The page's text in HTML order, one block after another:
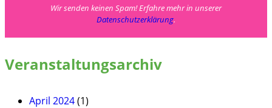
Wir senden keinen Spam! Erfahre mehr in unserer
Datenschutzerklärung.
Veranstaltungsarchiv
April 2024(1)